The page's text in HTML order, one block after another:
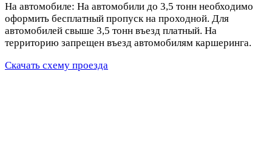
На автомобиле: На автомобили до 3,5 тонн необходимо
оформить бесплатный пропуск на проходной. Для
автомобилей свыше 3,5 тонн въезд платный. На
территорию запрещен въезд автомобилям каршеринга.
Скачать схему проезда